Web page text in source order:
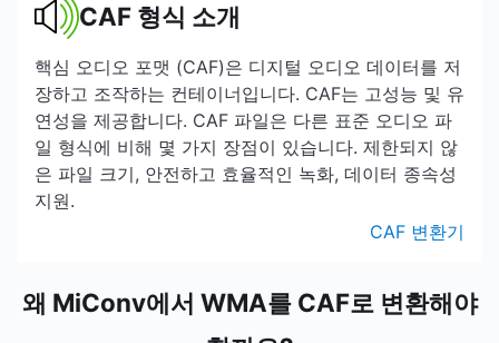
CAF 형식 소개
핵심 오디오 포맷 (CAF)은 디지털 오디오 데이터를 저
장하고 조작하는 컨테이너입니다. CAF는 고성능 및 유
연성을 제공합니다. CAF 파일은 다른 표준 오디오 파
일 형식에 비해 몇 가지 장점이 있습니다. 제한되지 않
은 파일 크기, 안전하고 효율적인 녹화, 데이터 종속성
지원.
CAF 변환기
왜 MiConv에서 WMA를 CAF로 변환해야